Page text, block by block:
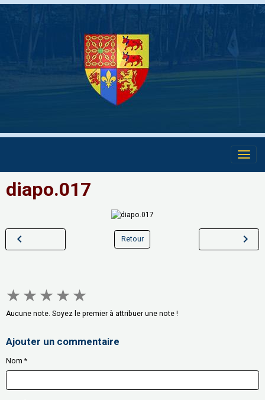
diapo.017
Retour
★ ★ ★ ★ ★
Aucune note. Soyez le premier à attribuer une note !
Ajouter un commentaire
Nom